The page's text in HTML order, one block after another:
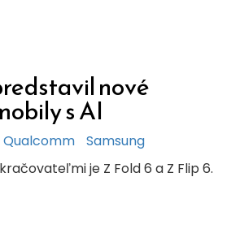
nové
s AI
Qualcomm
Samsung
je Z Fold 6 a Z Flip 6.